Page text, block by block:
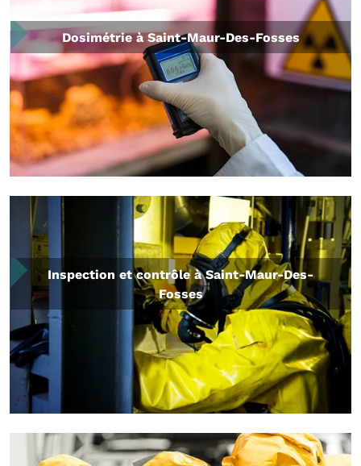
Dosimétrie à Saint-Maur-Des-Fosses
Inspection et contrôle à Saint-Maur-Des-
Fosses